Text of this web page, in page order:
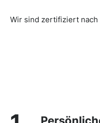
Wir sind zertifiziert nach